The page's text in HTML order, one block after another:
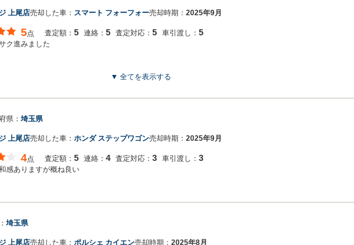
上尾店売却した車： スマート フォーフォー売却時期： 2025年9月
5点 査定額： 5 連絡： 5 査定対応： 5 車引渡し： 5
ク進みました
▼ 全てを表示する
県： 埼玉県
上尾店売却した車： ホンダ ステップワゴン売却時期： 2025年9月
4点 査定額： 5 連絡： 4 査定対応： 3 車引渡し： 3
感ありますが概ね良い
埼玉県
上尾店売却した車： ポルシェ カイエン売却時期： 2025年8月